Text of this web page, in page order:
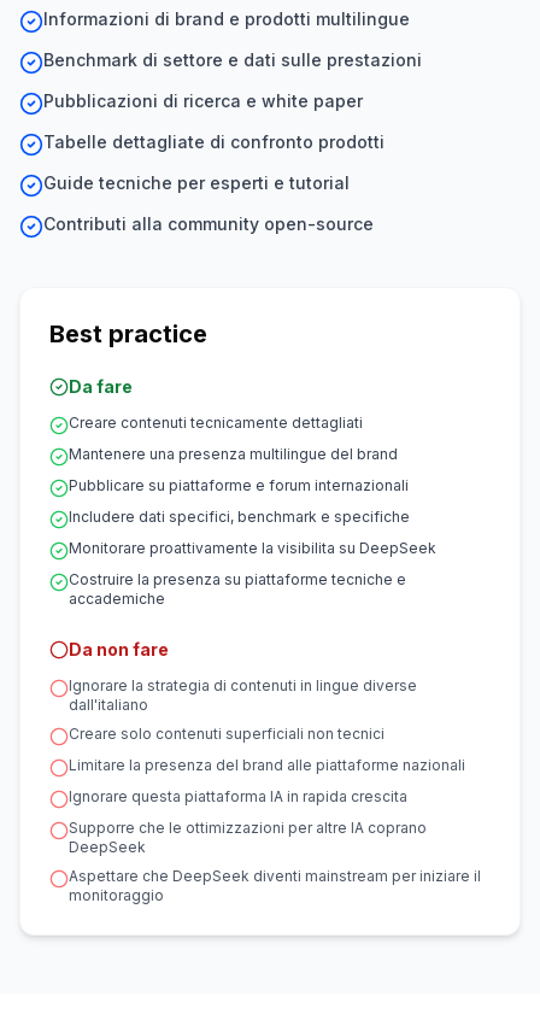
Informazioni di brand e prodotti multilingue
Benchmark di settore e dati sulle prestazioni
Pubblicazioni di ricerca e white paper
Tabelle dettagliate di confronto prodotti
Guide tecniche per esperti e tutorial
Contributi alla community open-source
Best practice
Da fare
Creare contenuti tecnicamente dettagliati
Mantenere una presenza multilingue del brand
Pubblicare su piattaforme e forum internazionali
Includere dati specifici, benchmark e specifiche
Monitorare proattivamente la visibilita su DeepSeek
Costruire la presenza su piattaforme tecniche e
accademiche
Da non fare
Ignorare la strategia di contenuti in lingue diverse
dall'italiano
Creare solo contenuti superficiali non tecnici
Limitare la presenza del brand alle piattaforme nazionali
Ignorare questa piattaforma IA in rapida crescita
Supporre che le ottimizzazioni per altre IA coprano
DeepSeek
Aspettare che DeepSeek diventi mainstream per iniziare il
monitoraggio